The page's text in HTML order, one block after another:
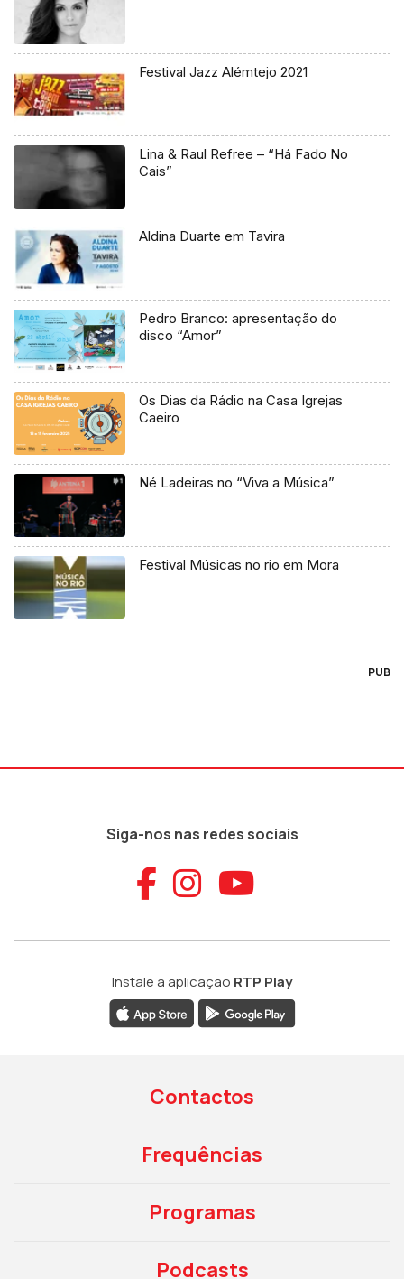
Festival Jazz Alémtejo 2021
Lina & Raul Refree – “Há Fado No
Cais”
Aldina Duarte em Tavira
Pedro Branco: apresentação do
disco “Amor”
Os Dias da Rádio na Casa Igrejas
Caeiro
Né Ladeiras no “Viva a Música”
Festival Músicas no rio em Mora
PUB
Siga-nos nas redes sociais
Aceder ao
Aceder ao
Aceder
Instale a aplicação RTP Play
Contactos
Frequências
Programas
Podcasts